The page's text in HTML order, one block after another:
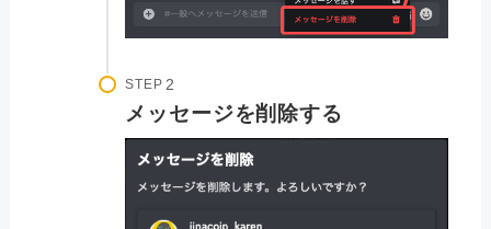
STEP
メッセージを削除する